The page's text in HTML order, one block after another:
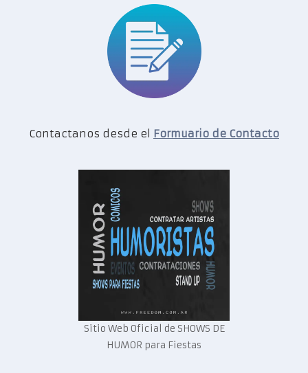
Contactanos desde el Formuario de Contacto
Sitio Web Oficial de SHOWS DE
HUMOR para Fiestas